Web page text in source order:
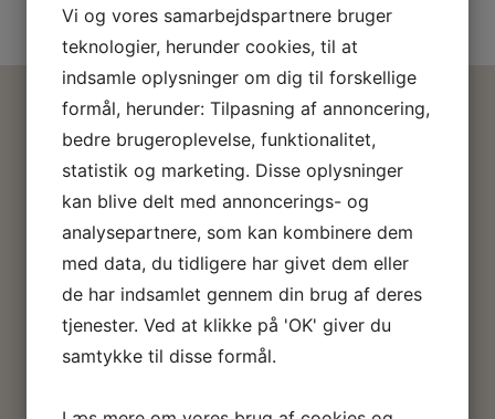
Din fodterapeut i Vemmelev
Jeg hedder Heidi Gabrielsen. Jeg blev uddannet
Statsautoriseret Fodterapeut i januar 1997, og
fejrede således mit 25 års jubilæum i 2022. Jeg har
haft en klinik på Amager i næsten 24 år, men
springer nu ud i at åbne en klinik her hvor jeg bor.
og jeg er så klar til at hjælpe med at gøre dine
Vi og vores samarbejdspartnere bruger
teknologier, herunder cookies, til at
indsamle oplysninger om dig til forskellige
formål, herunder: Tilpasning af annoncering,
bedre brugeroplevelse, funktionalitet,
statistik og marketing. Disse oplysninger
kan blive delt med annoncerings- og
analysepartnere, som kan kombinere dem
med data, du tidligere har givet dem eller
de har indsamlet gennem din brug af deres
tjenester. Ved at klikke på 'OK' giver du
samtykke til disse formål.